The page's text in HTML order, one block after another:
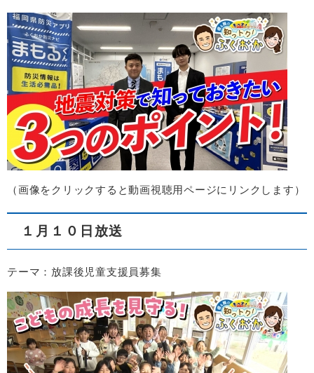
（画像をクリックすると動画視聴用ページにリンクします）
１月１０日放送
テーマ：放課後児童支援員募集